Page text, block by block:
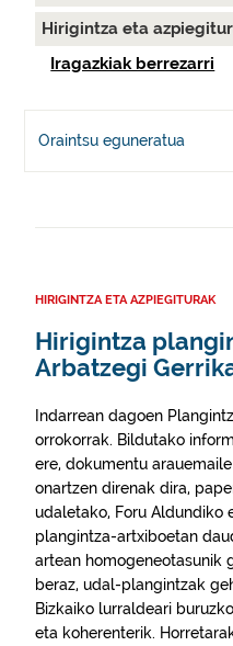
Hirigintza eta
Iragazkiak berrezarri
Oraintsu eguneratua
HIRIGINTZA ETA AZPIEGITURAK
Hirigintza
Arbatzegi
Indarrean dagoen
orrokorrak. Bildutako
ere, dokumentu
onartzen direnak dira,
udaletako, Foru Aldundiko
plangintza-artxiboetan
artean homogeneotasunik
beraz, udal-plangintzak
Bizkaiko lurraldeari
eta koherenterik.